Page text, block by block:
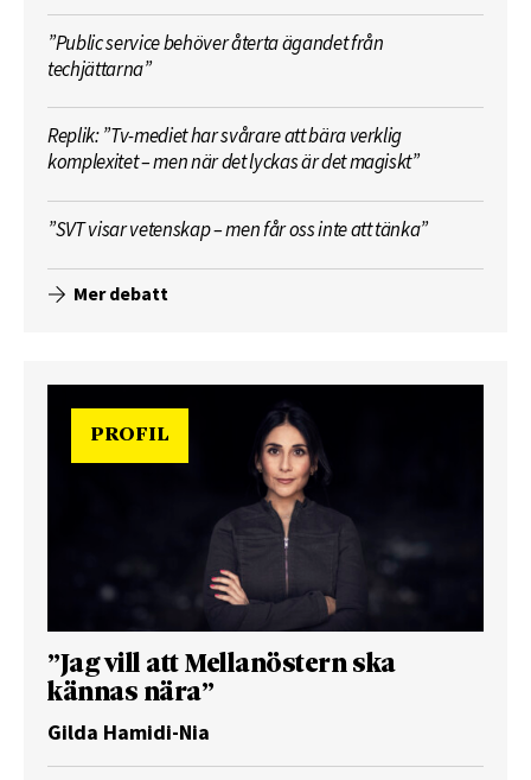
”Public service behöver återta ägandet från
techjättarna”
Replik: ”Tv-mediet har svårare att bära verklig
komplexitet – men när det lyckas är det magiskt”
”SVT visar vetenskap – men får oss inte att tänka”
Mer debatt
PROFIL
”Jag vill att Mellanöstern ska
kännas nära”
Gilda Hamidi-Nia